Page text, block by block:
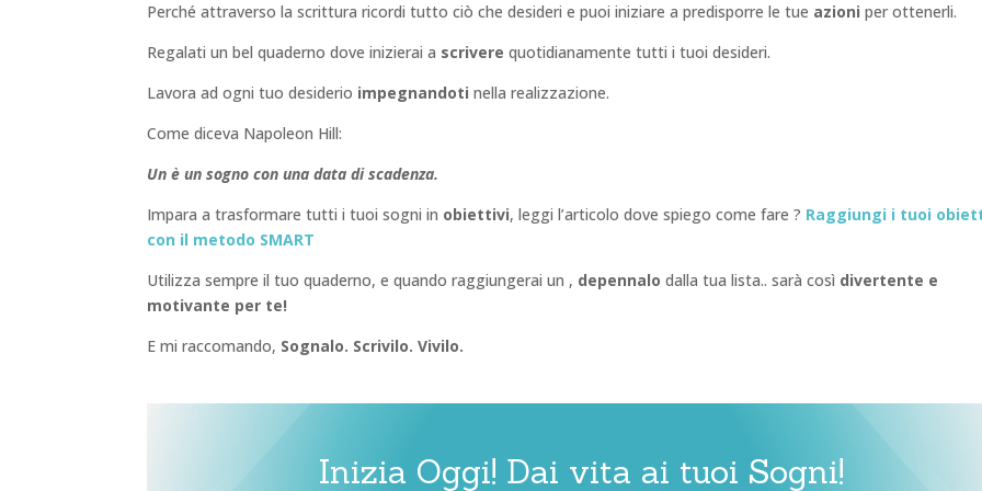
Perché attraverso la scrittura ricordi tutto ciò che desideri e puoi iniziare a predisporre le tue azioni per ottenerli.
Regalati un bel quaderno dove inizierai a scriverequotidianamente tutti i tuoi desideri.
Lavora ad ogni tuo desiderio impegnandoti nella realizzazione.
Come diceva Napoleon Hill:
Un è un sogno con una data di scadenza.
Impara a trasformare tutti i tuoi sogni in obiettivi, leggi l’articolo dove spiego come fare ? Raggiungi i tuoi
con il metodo SMART
Utilizza sempre il tuo quaderno, e quando raggiungerai un , depennalo dalla tua lista.. sarà così divertente e
motivante per te!
E mi raccomando, Sognalo. Scrivilo. Vivilo.
Inizia Oggi! Dai vita ai tuoi Sogni!